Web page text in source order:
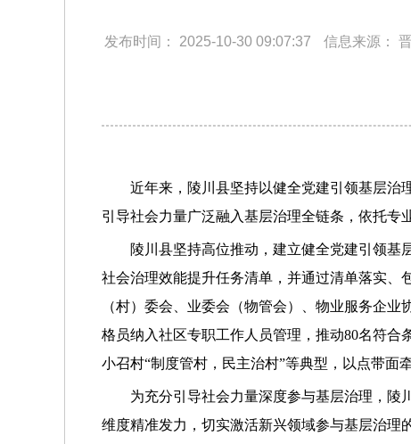
发布时间： 2025-10-30 09:07:37 信息来源：
近年来，陵川县坚持以健全党建引领基层治
引导社会力量广泛融入基层治理全链条，依托专
陵川县坚持高位推动，建立健全党建引领基
社会治理效能提升任务清单，并通过清单落实、
（村）委会、业委会（物管会）、物业服务企
格员纳入社区专职工作人员管理，推动80名符合
小召村“制度管村，民主治村”等典型，以点带面
为充分引导社会力量深度参与基层治理，陵
维度精准发力，切实激活新兴领域参与基层治理